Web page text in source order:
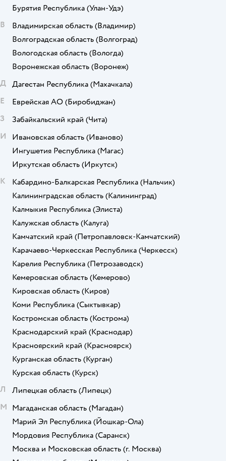
Бурятия Республика (Улан-Удэ)
В
Владимирская область (Владимир)
Волгоградская область (Волгоград)
Вологодская область (Вологда)
Воронежская область (Воронеж)
Д Дагестан Республика (Махачкала)
Е
Еврейская АО (Биробиджан)
З
Забайкальский край (Чита)
И
Ивановская область (Иваново)
Ингушетия Республика (Магас)
Иркутская область (Иркутск)
К
Кабардино-Балкарская Республика (Нальчик)
Калининградская область (Калининград)
Калмыкия Республика (Элиста)
Калужская область (Калуга)
Камчатский край (Петропавловск-Камчатский)
Карачаево-Черкесская Республика (Черкесск)
Карелия Республика (Петрозаводск)
Кемеровская область (Кемерово)
Кировская область (Киров)
Коми Республика (Сыктывкар)
Костромская область (Кострома)
Краснодарский край (Краснодар)
Красноярский край (Красноярск)
Курганская область (Курган)
Курская область (Курск)
Л
Липецкая область (Липецк)
М Магаданская область (Магадан)
Марий Эл Республика (Йошкар-Ола)
Мордовия Республика (Саранск)
Москва и Московская область (г. Москва)